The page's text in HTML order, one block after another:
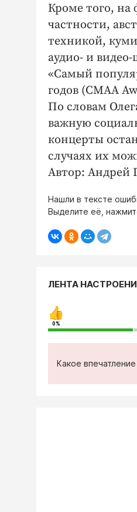
Кроме того, на
частности,
техникой,
аудио- и
«Самый
годов (CMAA
По словам
важную
концерты
случаях их
Автор: Андрей
Нашли в тексте
Выделите её,
ЛЕНТА
0%
Какое